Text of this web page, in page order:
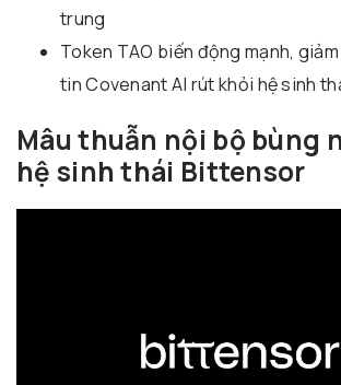
trung
Token TAO biến động mạnh,
tin Covenant AI rút khỏi hệ sinh
Mâu thuẫn nội bộ bùng
hệ sinh thái Bittensor